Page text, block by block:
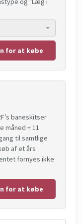
for at købe
baneskitser
+ 11
til samtlige
af et års
fornyes ikke
for at købe